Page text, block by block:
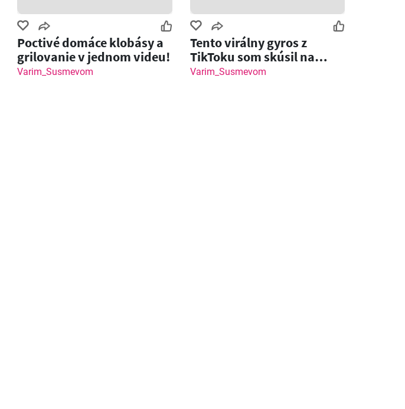
Poctivé domáce klobásy a
grilovanie v jednom videu!
Varim_Susmevom
Tento virálny gyros z
TikToku som skúsil na
grile… a chutí brutálne!
Varim_Susmevom